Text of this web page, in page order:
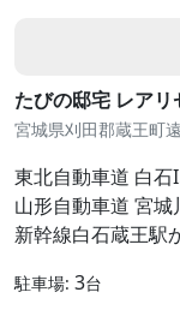
たびの邸宅 レアリ
宮城県刈田郡蔵王町
東北自動車道 白石
山形自動車道 宮
新幹線白石蔵王駅
駐車場: 3台